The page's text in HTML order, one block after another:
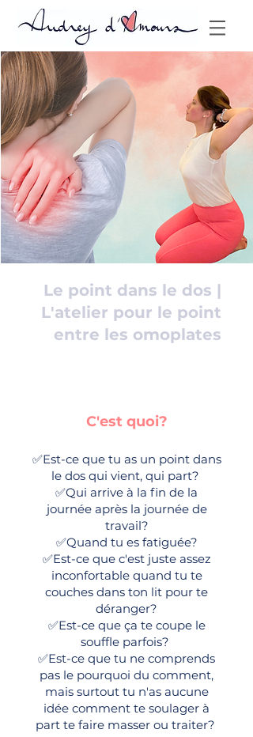
Le point dans le dos |
L'atelier pour le point
entre les omoplates
C'est quoi?
✅Est-ce que tu as un point dans
le dos qui vient, qui part?
✅Qui arrive à la fin de la
journée après la journée de
travail?
✅Quand tu es fatiguée?
✅Est-ce que c'est juste assez
inconfortable quand tu te
couches dans ton lit pour te
déranger?
✅Est-ce que ça te coupe le
souffle parfois?
✅Est-ce que tu ne comprends
pas le pourquoi du comment,
mais surtout tu n'as aucune
idée comment te soulager à
part te faire masser ou traiter?